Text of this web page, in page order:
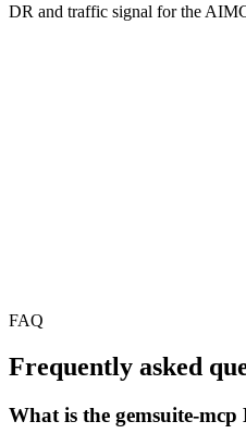
DR and traffic signal for the
FAQ
Frequently asked
What is the gemsuite-mcp